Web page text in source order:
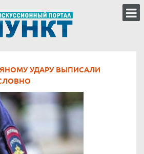
УДАРУ ВЫПИСАЛИ